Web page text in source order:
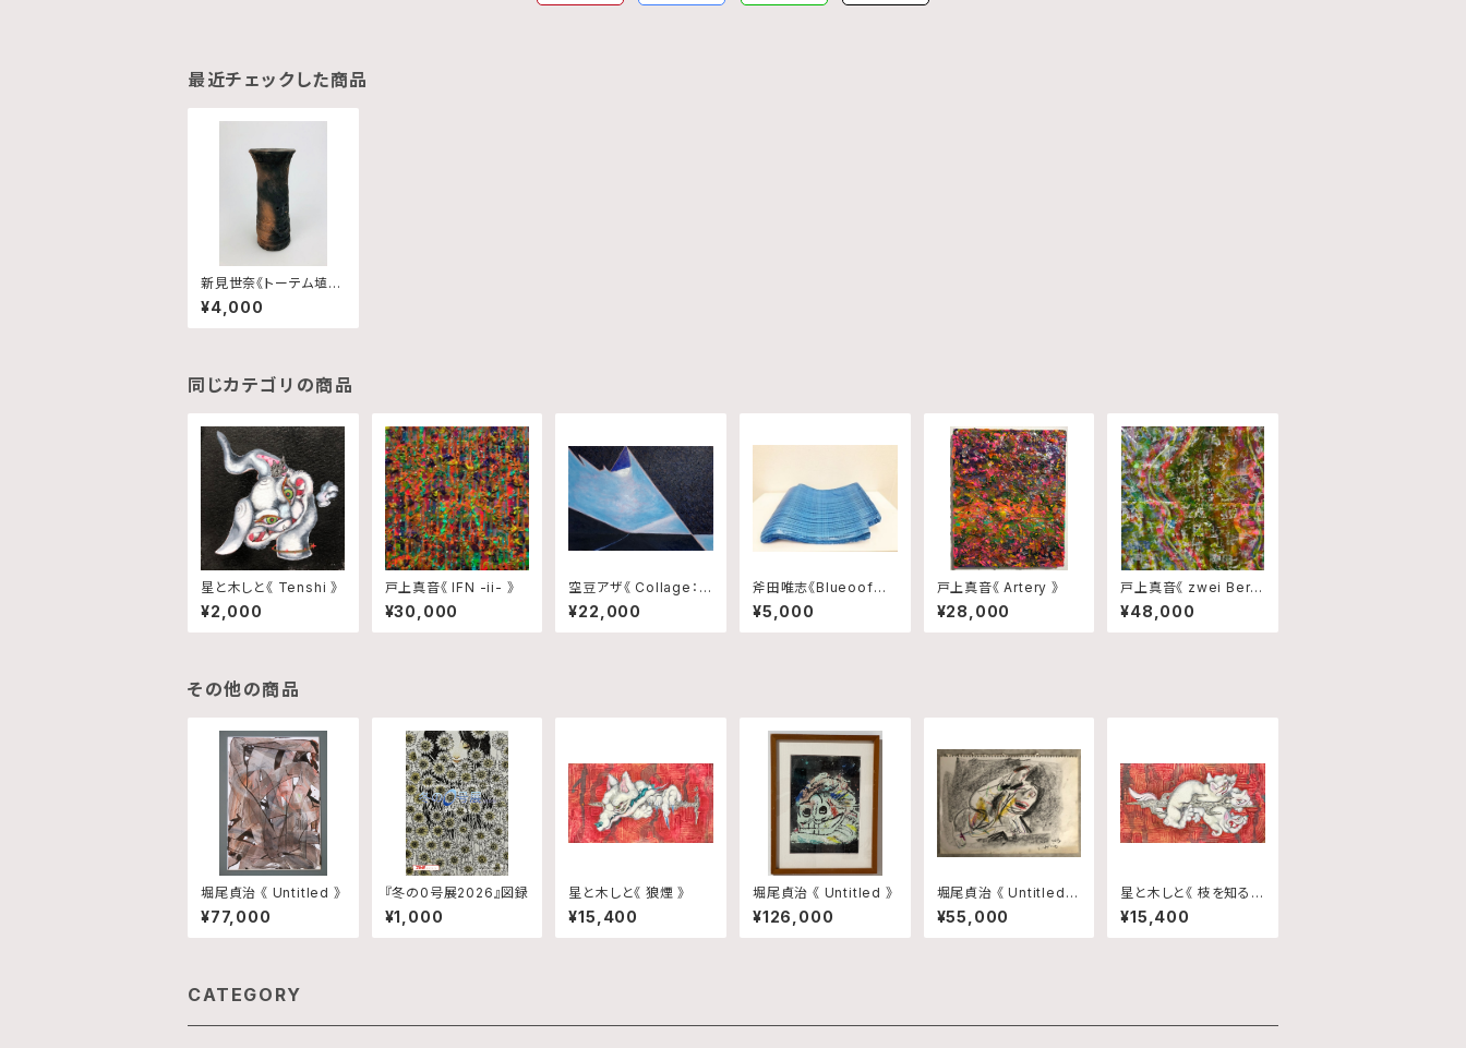
最近チェックした商品
新見世奈《トーテム埴
輪》
¥4,000
同じカテゴリの商品
星と木しと《 Tenshi 》
¥2,000
戸上真音《 IFN -ii- 》
¥30,000
空豆アザ《 Collage：Bl
ink,Trace and Rhyth
m No.10 》
¥22,000
斧田唯志《Blueoof〜
世界の真ん中で輝いた
日本政府から千葉県民
へ贈り物〜》
¥5,000
戸上真音《 Artery 》
¥28,000
戸上真音《 zwei Berg
e 》
¥48,000
その他の商品
堀尾貞治 《 Untitled 》
¥77,000
『冬の0号展2026』図録
¥1,000
星と木しと《 狼煙 》
¥15,400
堀尾貞治 《 Untitled 》
¥126,000
堀尾貞治 《 Untitled C
roquis 1 》
¥55,000
星と木しと《 枝を知るモ
ノ 》
¥15,400
CATEGORY